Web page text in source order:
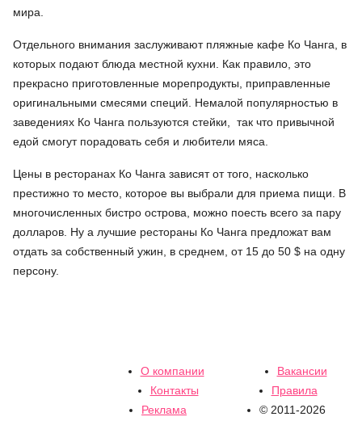
мира.
Отдельного внимания заслуживают пляжные кафе Ко Чанга, в
которых подают блюда местной кухни. Как правило, это
прекрасно приготовленные морепродукты, приправленные
оригинальными смесями специй. Немалой популярностью в
заведениях Ко Чанга пользуются стейки, так что привычной
едой смогут порадовать себя и любители мяса.
Цены в ресторанах Ко Чанга зависят от того, насколько
престижно то место, которое вы выбрали для приема пищи. В
многочисленных бистро острова, можно поесть всего за пару
долларов. Ну а лучшие рестораны Ко Чанга предложат вам
отдать за собственный ужин, в среднем, от 15 до 50 $ на одну
персону.
О компании
Вакансии
Контакты
Правила
Реклама
© 2011-2026